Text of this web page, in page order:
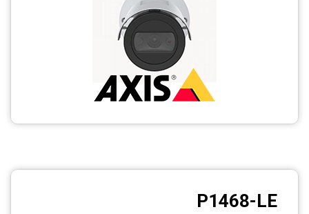
Photo Printers
P1468-LE